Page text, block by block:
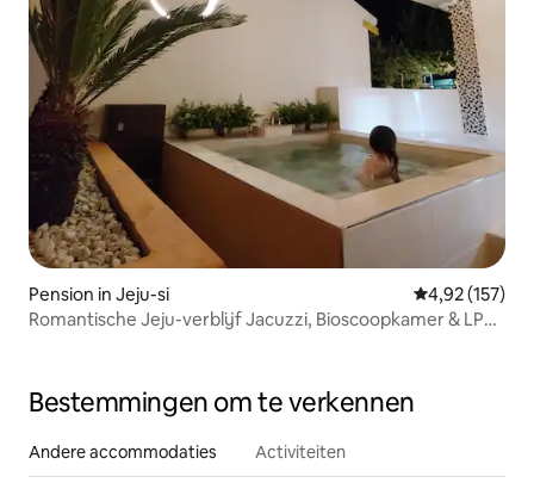
Pension in Jeju-si Gemiddelde
4,92 (157)
Romantische Jeju-verblijf Jacuzzi, Bioscoopkamer & LP
Bestemmingen om te verkennen
Andere accommodaties Activiteiten